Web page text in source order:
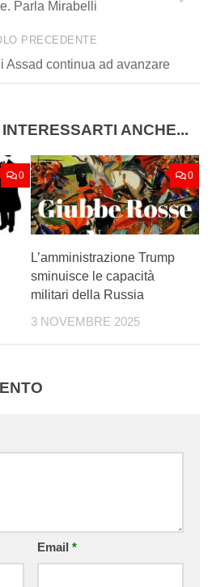
Parla Mirabelli
PRECEDENTE
Assad continua ad avanzare
ANCHE...
0 0
L’amministrazione Trump
sminuisce le capacità
militari della Russia
3 NOVEMBRE 2025
Email *